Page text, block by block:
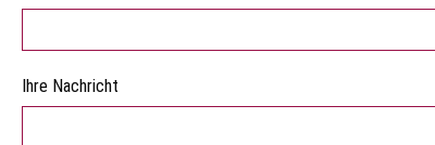
Ihre Nachricht